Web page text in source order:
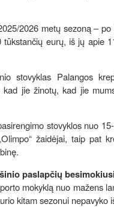
2026 metų sezoną –
eurų, iš jų apie
stovyklas Palangos
kad jie žinotų, kad jie
stovyklos nuo
žaidėjai, taip pat
paslapčių
mokyklą nuo mažens
kitam sezonui nepavyko